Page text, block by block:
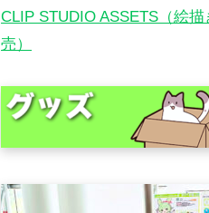
CLIP STUDIO ASSETS（絵
売）